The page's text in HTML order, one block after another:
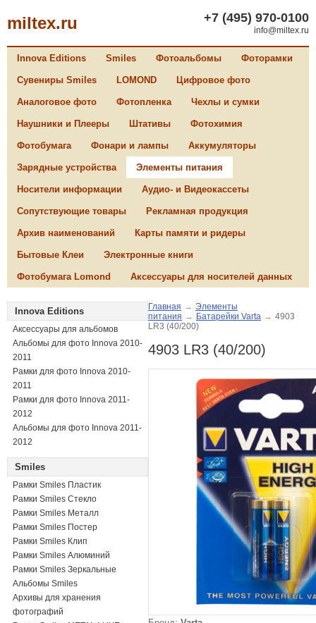
miltex.ru +7 (495) 970-0100
info@miltex.ru
Innova Editions Smiles Фотоальбомы Фоторамки
Сувениры Smiles LOMOND Цифровое фото
Аналоговое фото Фотопленка Чехлы и сумки
Наушники и Плееры Штативы Фотохимия
Фотобумага Фонари и лампы Аккумуляторы
Зарядные устройства Элементы питания
Носители информации Аудио- и Видеокассеты
Сопутствующие товары Рекламная продукция
Архив наименований Карты памяти и ридеры
Бытовые Клеи Электронные книги
Фотобумага Lomond Аксессуары для носителей данных
Innova Editions
Аксессуары для альбомов
Альбомы для фото Innova 2010-
2011
Рамки для фото Innova 2010-
2011
Рамки для фото Innova 2011-
2012
Альбомы для фото Innova 2011-
2012
Smiles
Рамки Smiles Пластик
Рамки Smiles Стекло
Рамки Smiles Металл
Рамки Smiles Постер
Рамки Smiles Клип
Рамки Smiles Алюминий
Рамки Smiles Зеркальные
Альбомы Smiles
Архивы для хранения
фотографий
Главная → Элементы
питания → Батарейки Varta → 4903
LR3 (40/200)
4903 LR3 (40/200)